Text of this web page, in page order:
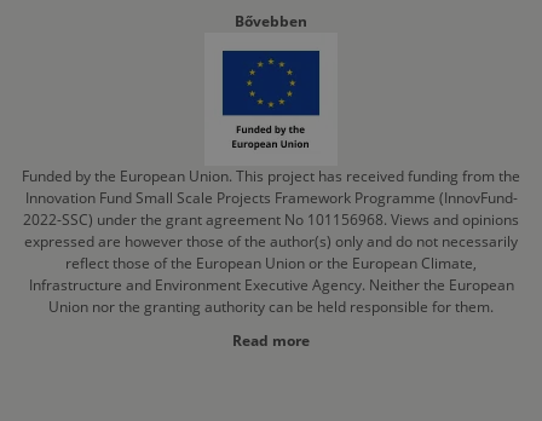
Bővebben
Funded by the European Union. This project has received funding from the
Innovation Fund Small Scale Projects Framework Programme (InnovFund-
2022-SSC) under the grant agreement No 101156968. Views and opinions
expressed are however those of the author(s) only and do not necessarily
reflect those of the European Union or the European Climate,
Infrastructure and Environment Executive Agency. Neither the European
Union nor the granting authority can be held responsible for them.
Read more